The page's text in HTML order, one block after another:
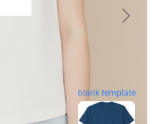
blank template